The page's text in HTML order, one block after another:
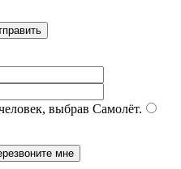
выбрав Самолёт.